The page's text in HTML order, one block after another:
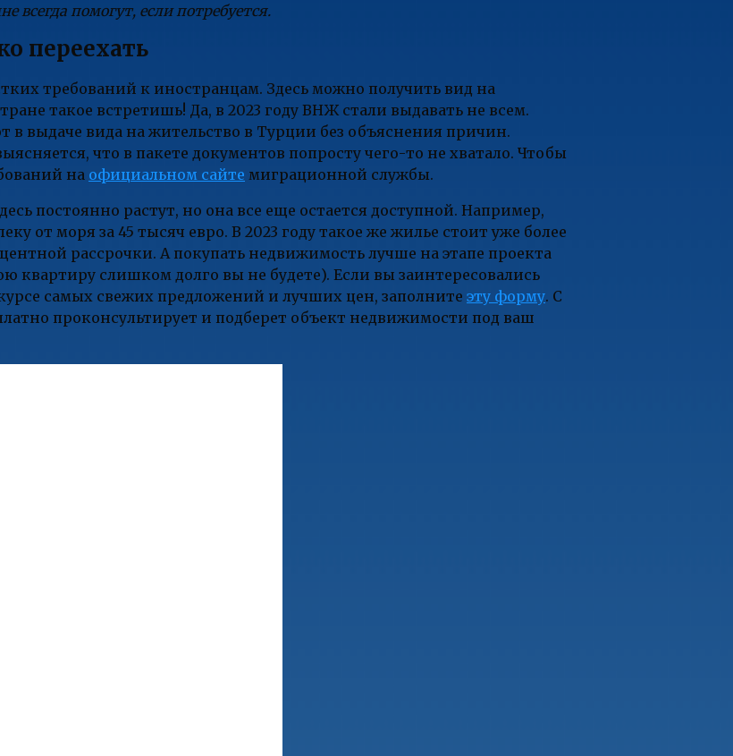
всегда помогут, если потребуется.
переехать
требований к иностранцам. Здесь можно получить вид на
такое встретишь! Да, в 2023 году ВНЖ стали выдавать не всем.
выдаче вида на жительство в Турции без объяснения причин.
что в пакете документов попросту чего-то не хватало. Чтобы
на официальном сайте миграционной службы.
постоянно растут, но она все еще остается доступной. Например,
от моря за 45 тысяч евро. В 2023 году такое же жилье стоит уже более
рассрочки. А покупать недвижимость лучше на этапе проекта
квартиру слишком долго вы не будете). Если вы заинтересовались
самых свежих предложений и лучших цен, заполните эту форму. С
проконсультирует и подберет объект недвижимости под ваш